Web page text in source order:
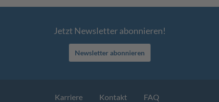
Jetzt Newsletter abonnieren!
Newsletter abonnieren
Karriere Kontakt
FAQ